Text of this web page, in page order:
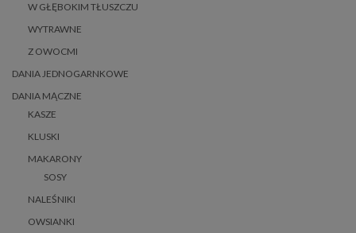
W GŁĘBOKIM TŁUSZCZU
WYTRAWNE
Z OWOCMI
DANIA JEDNOGARNKOWE
DANIA MĄCZNE
KASZE
KLUSKI
MAKARONY
SOSY
NALEŚNIKI
OWSIANKI